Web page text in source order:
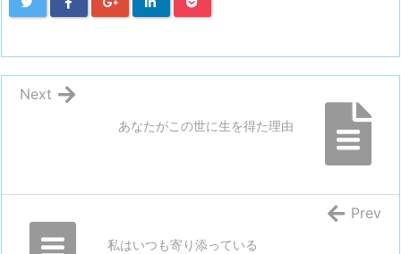
あなたがこの世に生を得た理由
Next
私はいつも寄り添っている
Prev